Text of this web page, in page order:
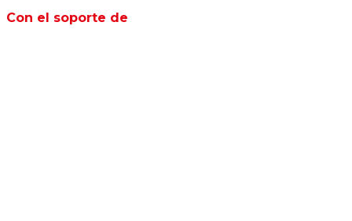
Con el soporte de